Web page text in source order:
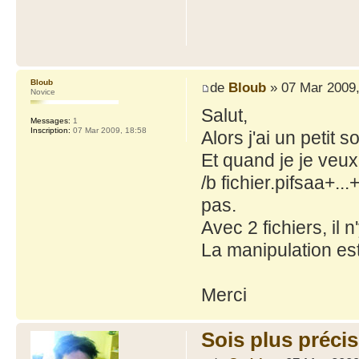
de Bloub» 07 Mar
Salut,
Alors j'ai un petit
Et quand je je
/b
pas.
Avec 2 fichiers, il
La manipulation
Merci
Bloub
Novice
Messages: 1
Inscription: 07 Mar 2009, 18:58
Sois plus